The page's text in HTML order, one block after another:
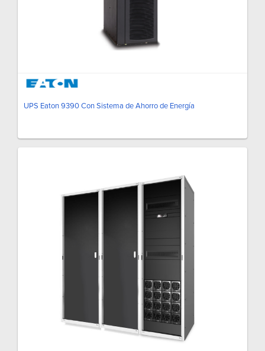
UPS Eaton 9390 Con Sistema de Ahorro de Energía